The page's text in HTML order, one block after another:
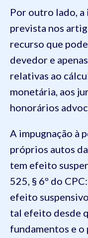
Por outro lado, a
prevista nos
recurso que
devedor e
relativas ao
monetária, aos
honorários
A impugnação à
próprios autos
tem efeito
525, § 6º do
efeito
tal efeito desde
fundamentos e